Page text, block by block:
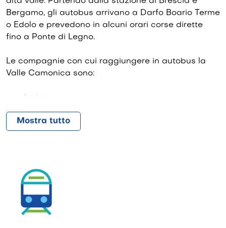
Bergamo, gli autobus arrivano a Darfo Boario Terme
o Edolo e prevedono in alcuni orari corse dirette
fino a Ponte di Legno.
Le compagnie con cui raggiungere in autobus la
Valle Camonica sono:
FNMAutoservizi
Trentino Trasporti
Mostra tutto